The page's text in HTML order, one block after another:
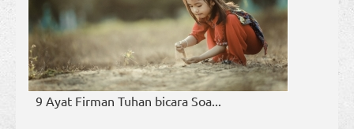
9 Ayat Firman Tuhan bicara Soa...